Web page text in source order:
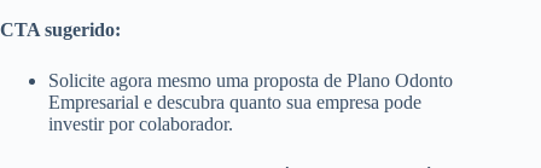
CTA sugerido:
Solicite agora mesmo uma proposta de Plano Odonto
Empresarial e descubra quanto sua empresa pode
investir por colaborador.